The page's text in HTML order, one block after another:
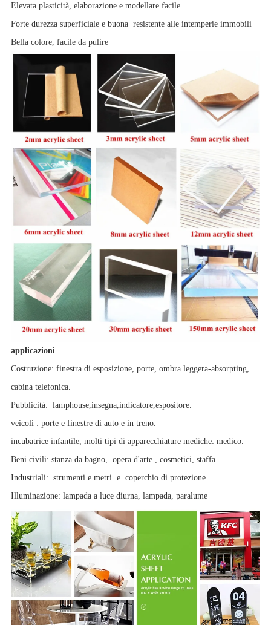
Elevata plasticità, elaborazione e modellare facile.
Forte durezza superficiale e buona resistente alle intemperie immobili
Bella colore, facile da pulire
applicazioni
Costruzione: finestra di esposizione, porte, ombra leggera-absorpting,
cabina telefonica.
Pubblicità: lamphouse,insegna,indicatore,espositore.
veicoli: porte e finestre di auto e in treno.
incubatrice infantile, molti tipi di apparecchiature mediche: medico.
Beni civili: stanza da bagno, opera d'arte, cosmetici, staffa.
Industriali: strumenti e metrie coperchio di protezione
Illuminazione: lampada a luce diurna, lampada, paralume